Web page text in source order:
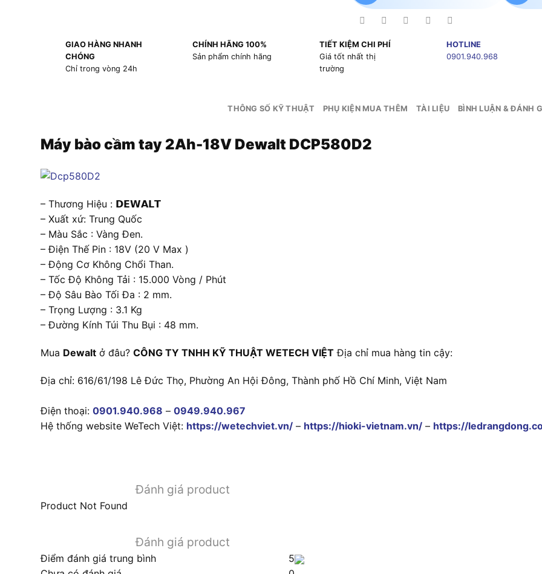
GIAO HÀNG NHANH
CHÓNG
Chỉ trong vòng 24h
CHÍNH HÃNG 100%
Sản phẩm chính hãng
TIẾT KIỆM CHI PHÍ
Giá tốt nhất thị
trường
HOTLINE
0901.940.968
THÔNG SỐ KỸ THUẬT PHỤ KIỆN MUA THÊM TÀI LIỆU BÌNH LUẬN & ĐÁNH
Máy bào cầm tay 2Ah-18V Dewalt DCP580D2
– Thương Hiệu : 𝗗𝗘𝗪𝗔𝗟𝗧
– Xuất xứ: Trung Quốc
– Màu Sắc : Vàng Đen.
– Điện Thế Pin : 18V (20 V Max )
– Động Cơ Không Chổi Than.
– Tốc Độ Không Tải : 15.000 Vòng / Phút
– Độ Sâu Bào Tối Đa : 2 mm.
– Trọng Lượng : 3.1 Kg
– Đường Kính Túi Thu Bụi : 48 mm.
Mua Dewalt ở đâu? CÔNG TY TNHH KỸ THUẬT WETECH VIỆT Địa chỉ mua hàng tin cậy:
Địa chỉ: 616/61/198 Lê Đức Thọ, Phường An Hội Đông, Thành phố Hồ Chí Minh, Việt Nam
Điện thoại: 0901.940.968 – 0949.940.967
Hệ thống website WeTech Việt: https://wetechviet.vn/ – https://hioki-vietnam.vn/ – https://
Đánh giá product
Product Not Found
Đánh giá product
Điểm đánh giá trung bình
5